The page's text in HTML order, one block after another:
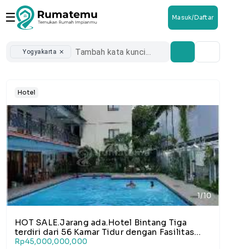
☰ Masuk/Daftar
Yogyakarta close
Hotel
1/10
HOT SALE.Jarang ada.Hotel Bintang Tiga
terdiri dari 56 Kamar Tidur dengan Fasilitas
lengkap di Margangsan, Yogyakarta
Rp45,000,000,000